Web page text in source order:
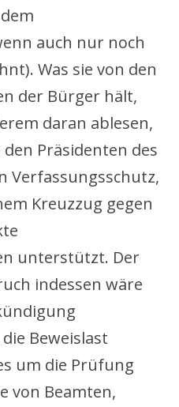
auch nur noch
Was sie von den
der Bürger hält,
daran ablesen,
Präsidenten des
Verfassungsschutz,
Kreuzzug gegen
unterstützt. Der
indessen wäre
Beweislast
um die Prüfung
von Beamten,